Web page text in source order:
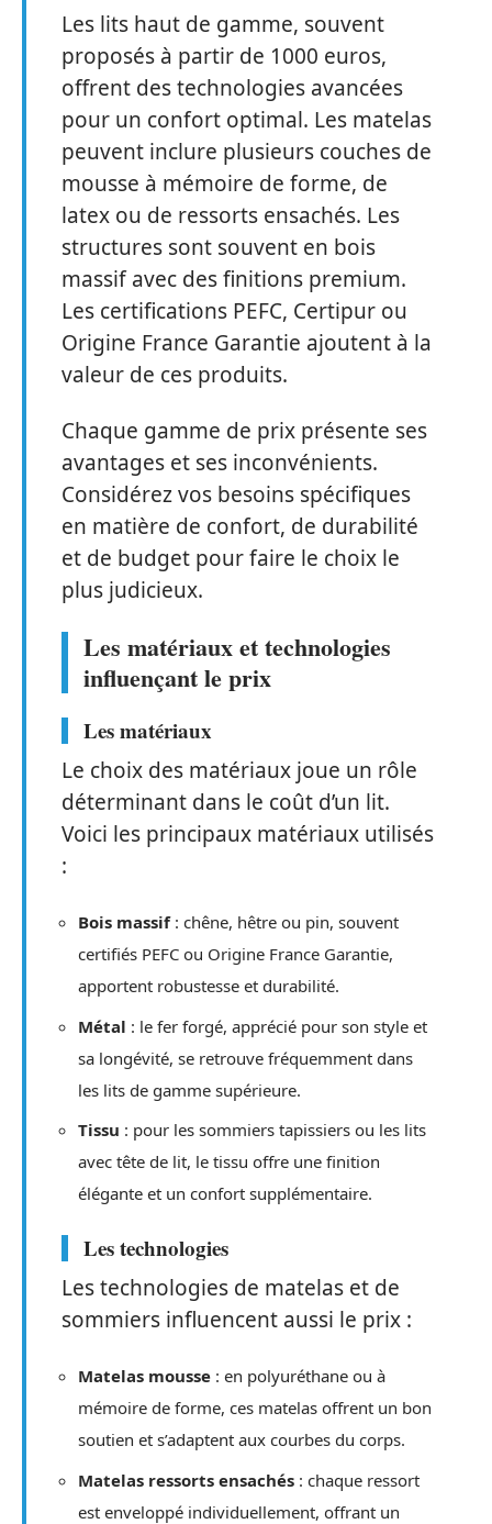
Les lits haut de gamme, souvent
proposés à partir de 1000 euros,
offrent des technologies avancées
pour un confort optimal. Les matelas
peuvent inclure plusieurs couches de
mousse à mémoire de forme, de
latex ou de ressorts ensachés. Les
structures sont souvent en bois
massif avec des finitions premium.
Les certifications PEFC, Certipur ou
Origine France Garantie ajoutent à la
valeur de ces produits.
Chaque gamme de prix présente ses
avantages et ses inconvénients.
Considérez vos besoins spécifiques
en matière de confort, de durabilité
et de budget pour faire le choix le
plus judicieux.
Les matériaux et technologies
influençant le prix
Les matériaux
Le choix des matériaux joue un rôle
déterminant dans le coût d’un lit.
Voici les principaux matériaux utilisés
:
Bois massif: chêne, hêtre ou pin, souvent
certifiés PEFC ou Origine France Garantie,
apportent robustesse et durabilité.
Métal : le fer forgé, apprécié pour son style et
sa longévité, se retrouve fréquemment dans
les lits de gamme supérieure.
Tissu : pour les sommiers tapissiers ou les lits
avec tête de lit, le tissu offre une finition
élégante et un confort supplémentaire.
Les technologies
Les technologies de matelas et de
sommiers influencent aussi le prix :
Matelas mousse : en polyuréthane ou à
mémoire de forme, ces matelas offrent un bon
soutien et s’adaptent aux courbes du corps.
Matelas ressorts ensachés : chaque ressort
est enveloppé individuellement, offrant un